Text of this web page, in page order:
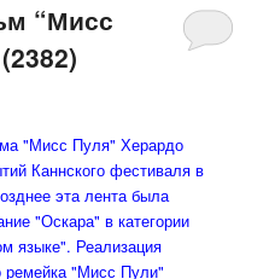
“Мисс
"Мисс Пуля" Херардо
Каннского фестиваля в
эта лента была
"Оскара" в категории
языке". Реализация
ремейка "Мисс Пули"